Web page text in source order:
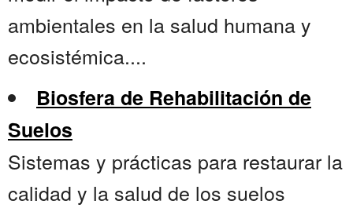
ambientales en la salud humana y
ecosistémica....
Biosfera de Rehabilitación de
Suelos
Sistemas y prácticas para restaurar la
calidad y la salud de los suelos